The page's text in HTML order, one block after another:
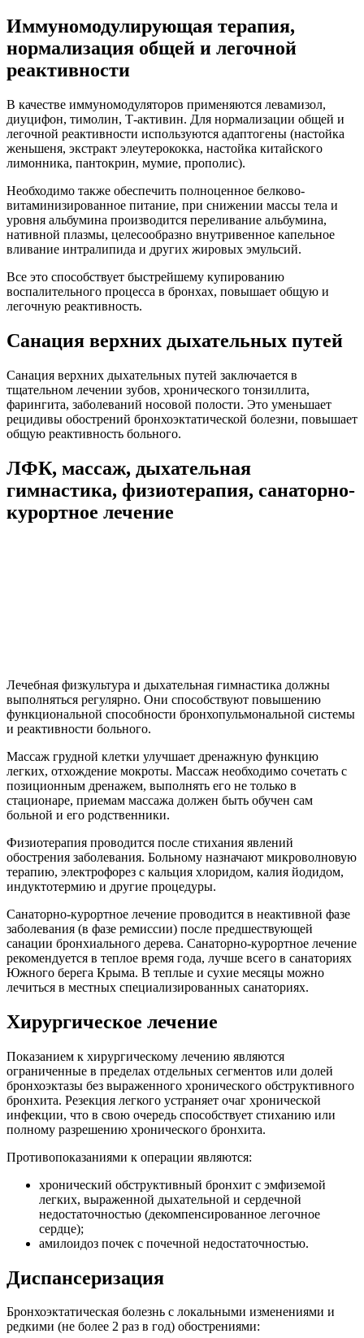
Иммуномодулирующая терапия,
нормализация общей и легочной
реактивности
В качестве иммуномодуляторов применяются левамизол,
диуцифон, тимолин, Т-активин. Для нормализации общей и
легочной реактивности используются адаптогены (настойка
женьшеня, экстракт элеутерококка, настойка китайского
лимонника, пантокрин, мумие, прополис).
Необходимо также обеспечить полноценное белково-
витаминизированное питание, при снижении массы тела и
уровня альбумина производится переливание альбумина,
нативной плазмы, целесообразно внутривенное капельное
вливание интралипида и других жировых эмульсий.
Все это способствует быстрейшему купированию
воспалительного процесса в бронхах, повышает общую и
легочную реактивность.
Санация верхних дыхательных путей
Санация верхних дыхательных путей заключается в
тщательном лечении зубов, хронического тонзиллита,
фарингита, заболеваний носовой полости. Это уменьшает
рецидивы обострений бронхоэктатической болезни, повышает
общую реактивность больного.
ЛФК, массаж, дыхательная
гимнастика, физиотерапия, санаторно-
курортное лечение
Лечебная физкультура и дыхательная гимнастика должны
выполняться регулярно. Они способствуют повышению
функциональной способности бронхопульмональной системы
и реактивности больного.
Массаж грудной клетки улучшает дренажную функцию
легких, отхождение мокроты. Массаж необходимо сочетать с
позиционным дренажем, выполнять его не только в
стационаре, приемам массажа должен быть обучен сам
больной и его родственники.
Физиотерапия проводится после стихания явлений
обострения заболевания. Больному назначают микроволновую
терапию, электрофорез с кальция хлоридом, калия йодидом,
индуктотермию и другие процедуры.
Санаторно-курортное лечение проводится в неактивной фазе
заболевания (в фазе ремиссии) после предшествующей
санации бронхиального дерева. Санаторно-курортное лечение
рекомендуется в теплое время года, лучше всего в санаториях
Южного берега Крыма. В теплые и сухие месяцы можно
лечиться в местных специализированных санаториях.
Хирургическое лечение
Показанием к хирургическому лечению являются
ограниченные в пределах отдельных сегментов или долей
бронхоэктазы без выраженного хронического обструктивного
бронхита. Резекция легкого устраняет очаг хронической
инфекции, что в свою очередь способствует стиханию или
полному разрешению хронического бронхита.
Противопоказаниями к операции являются:
хронический обструктивный бронхит с эмфиземой
легких, выраженной дыхательной и сердечной
недостаточностью (декомпенсированное легочное
сердце);
амилоидоз почек с почечной недостаточностью.
Диспансеризация
Бронхоэктатическая болезнь с локальными изменениями и
редкими (не более 2 раз в год) обострениями: